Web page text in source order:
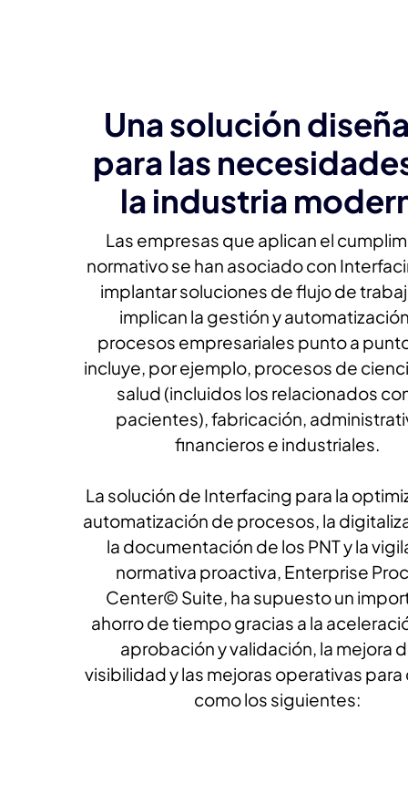
Una solución
para las
la industria
Las empresas que aplican el
normativo se han asociado con
implantar soluciones de flujo de
implican la gestión y
procesos empresariales punto a
incluye, por ejemplo, procesos de
salud (incluidos los relacionados
pacientes), fabricación,
financieros e industriales.
La solución de Interfacing para la
automatización de procesos, la
la documentación de los PNT y la
normativa proactiva, Enterprise
Center© Suite, ha supuesto un
ahorro de tiempo gracias a la
aprobación y validación, la mejora
visibilidad y las mejoras operativas
como los siguientes: